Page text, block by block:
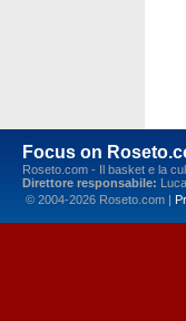
Focus on
Roseto.com - Il basket e la
Direttore responsabile:
© 2004-2026 Roseto.com |